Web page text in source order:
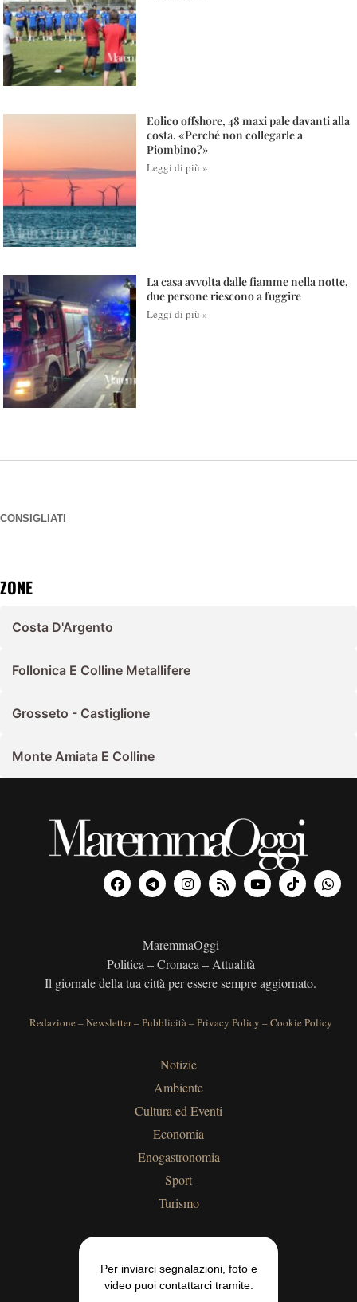
Eolico offshore, 48 maxi pale davanti alla
costa. «Perché non collegarle a
Piombino?»
Leggi di più »
La casa avvolta dalle fiamme nella notte,
due persone riescono a fuggire
Leggi di più »
CONSIGLIATI
ZONE
Costa D'Argento
Follonica E Colline Metallifere
Grosseto - Castiglione
Monte Amiata E Colline
MaremmaOggi
Politica – Cronaca – Attualità
Il giornale della tua città per essere sempre aggiornato.
Redazione –Newsletter–Pubblicità–Privacy Policy –Cookie Policy
Notizie
Ambiente
Cultura ed Eventi
Economia
Enogastronomia
Sport
Turismo
Per inviarci segnalazioni, foto e
video puoi contattarci tramite: